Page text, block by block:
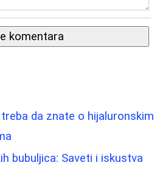
komentara
da znate o hijaluronskim
bubuljica: Saveti i iskustva